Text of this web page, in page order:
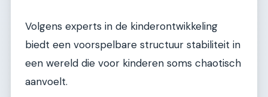
Volgens experts in de kinderontwikkeling
biedt een voorspelbare structuur stabiliteit in
een wereld die voor kinderen soms chaotisch
aanvoelt.